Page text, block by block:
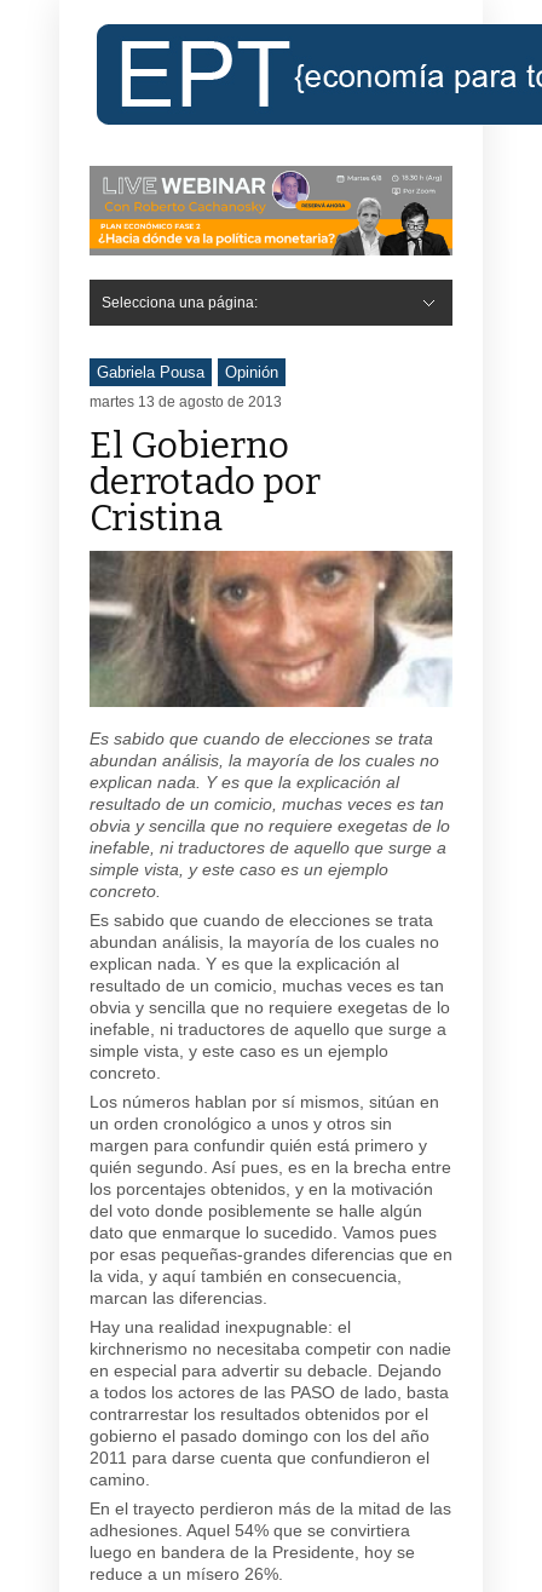
Selecciona una página:
Gabriela Pousa Opinión
martes 13 de agosto de 2013
El Gobierno
derrotado por
Cristina
Es sabido que cuando de elecciones se trata
abundan análisis, la mayoría de los cuales no
explican nada. Y es que la explicación al
resultado de un comicio, muchas veces es tan
obvia y sencilla que no requiere exegetas de lo
inefable, ni traductores de aquello que surge a
simple vista, y este caso es un ejemplo
concreto.
Es sabido que cuando de elecciones se trata
abundan análisis, la mayoría de los cuales no
explican nada. Y es que la explicación al
resultado de un comicio, muchas veces es tan
obvia y sencilla que no requiere exegetas de lo
inefable, ni traductores de aquello que surge a
simple vista, y este caso es un ejemplo
concreto.
Los números hablan por sí mismos, sitúan en
un orden cronológico a unos y otros sin
margen para confundir quién está primero y
quién segundo. Así pues, es en la brecha entre
los porcentajes obtenidos, y en la motivación
del voto donde posiblemente se halle algún
dato que enmarque lo sucedido. Vamos pues
por esas pequeñas-grandes diferencias que en
la vida, y aquí también en consecuencia,
marcan las diferencias.
Hay una realidad inexpugnable: el
kirchnerismo no necesitaba competir con nadie
en especial para advertir su debacle. Dejando
a todos los actores de las PASO de lado, basta
contrarrestar los resultados obtenidos por el
gobierno el pasado domingo con los del año
2011 para darse cuenta que confundieron el
camino.
En el trayecto perdieron más de la mitad de las
adhesiones. Aquel 54% que se convirtiera
luego en bandera de la Presidente, hoy se
reduce a un mísero 26%.